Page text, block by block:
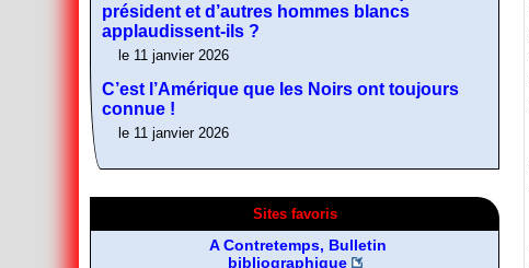
président et d’autres hommes blancs
applaudissent-ils ?
le 11 janvier 2026
C’est l’Amérique que les Noirs ont toujours
connue !
le 11 janvier 2026
Sites favoris
Résistance non-
violente